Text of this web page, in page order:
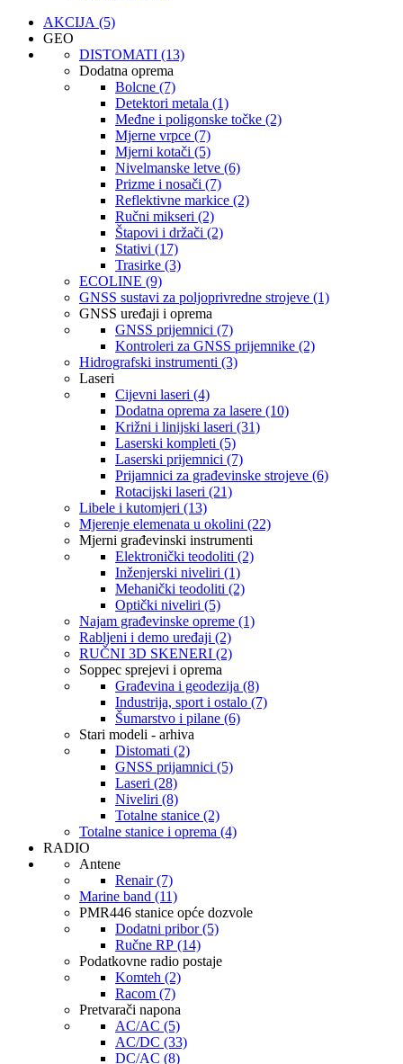
AKCIJA (5)
GEO
DISTOMATI (13)
Dodatna oprema
Bolcne (7)
Detektori metala (1)
Međne i poligonske točke (2)
Mjerne vrpce (7)
Mjerni kotači (5)
Nivelmanske letve (6)
Prizme i nosači (7)
Reflektivne markice (2)
Ručni mikseri (2)
Štapovi i držači (2)
Stativi (17)
Trasirke (3)
ECOLINE (9)
GNSS sustavi za poljoprivredne strojeve (1)
GNSS uređaji i oprema
GNSS prijemnici (7)
Kontroleri za GNSS prijemnike (2)
Hidrografski instrumenti (3)
Laseri
Cijevni laseri (4)
Dodatna oprema za lasere (10)
Križni i linijski laseri (31)
Laserski kompleti (5)
Laserski prijemnici (7)
Prijamnici za građevinske strojeve (6)
Rotacijski laseri (21)
Libele i kutomjeri (13)
Mjerenje elemenata u okolini (22)
Mjerni građevinski instrumenti
Elektronički teodoliti (2)
Inženjerski niveliri (1)
Mehanički teodoliti (2)
Optički niveliri (5)
Najam građevinske opreme (1)
Rabljeni i demo uređaji (2)
RUČNI 3D SKENERI (2)
Soppec sprejevi i oprema
Građevina i geodezija (8)
Industrija, sport i ostalo (7)
Šumarstvo i pilane (6)
Stari modeli - arhiva
Distomati (2)
GNSS prijamnici (5)
Laseri (28)
Niveliri (8)
Totalne stanice (2)
Totalne stanice i oprema (4)
RADIO
Antene
Renair (7)
Marine band (11)
PMR446 stanice opće dozvole
Dodatni pribor (5)
Ručne RP (14)
Podatkovne radio postaje
Komteh (2)
Racom (7)
Pretvarači napona
AC/AC (5)
AC/DC (33)
DC/AC (8)